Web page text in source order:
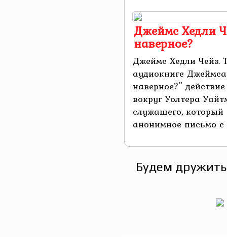
Джеймс Хедли
наверное?
Джеймс Хедли
аудиокниге
наверное?"
вокруг Уолтера
служащего,
анонимное письмо с
Будем